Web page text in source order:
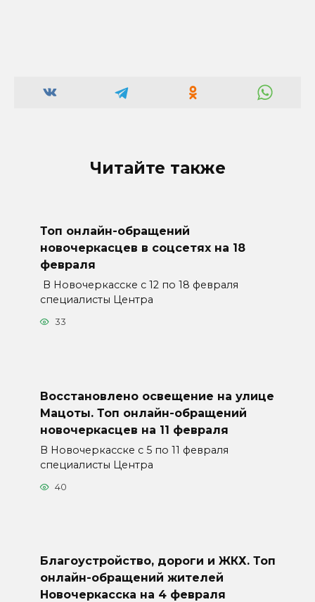
Читайте также
Топ онлайн-обращений
новочеркасцев в соцсетях на 18
февраля
В Новочеркасске с 12 по 18 февраля
специалисты Центра
33
Восстановлено освещение на улице
Мацоты. Топ онлайн-обращений
новочеркасцев на 11 февраля
В Новочеркасске с 5 по 11 февраля
специалисты Центра
40
Благоустройство, дороги и ЖКХ. Топ
онлайн-обращений жителей
Новочеркасска на 4 февраля